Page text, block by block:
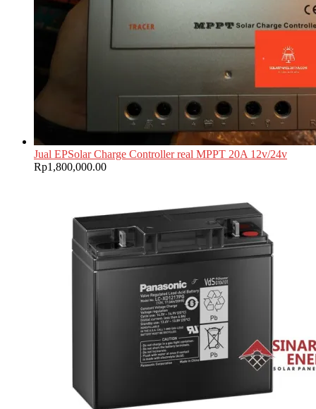
Jual EPSolar Charge Controller real MPPT 20A 12v/24v
Rp1,800,000.00